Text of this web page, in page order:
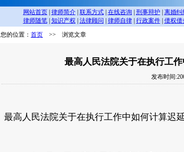
网站首页 律师简介 联系方式| 在线咨询 刑事辩护 离婚纠
律师随笔
知识产权 法律顾问 律师自律 行政案件 债权债
您的位置： 首页 >> 浏览文章
最高人民法院关于在执行工
发布时间
最高人民法院关于在执行工作中如何计算迟